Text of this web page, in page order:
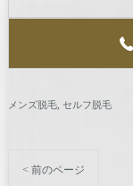
メンズ脱毛 セルフ脱毛
< 前のページ